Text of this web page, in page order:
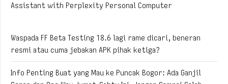
Assistant with Perplexity Personal Computer
Waspada FF Beta Testing 18.6 lagi rame dicari, beneran
resmi atau cuma jebakan APK pihak ketiga?
Info Penting Buat yang Mau ke Puncak Bogor: Ada Ganjil